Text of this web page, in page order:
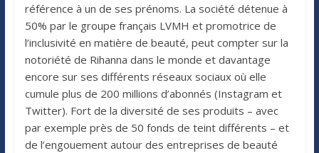
référence à un de ses prénoms. La société détenue à
50% par le groupe français LVMH et promotrice de
l’inclusivité en matière de beauté, peut compter sur la
notoriété de Rihanna dans le monde et davantage
encore sur ses différents réseaux sociaux où elle
cumule plus de 200 millions d’abonnés (Instagram et
Twitter). Fort de la diversité de ses produits – avec
par exemple près de 50 fonds de teint différents – et
de l’engouement autour des entreprises de beauté